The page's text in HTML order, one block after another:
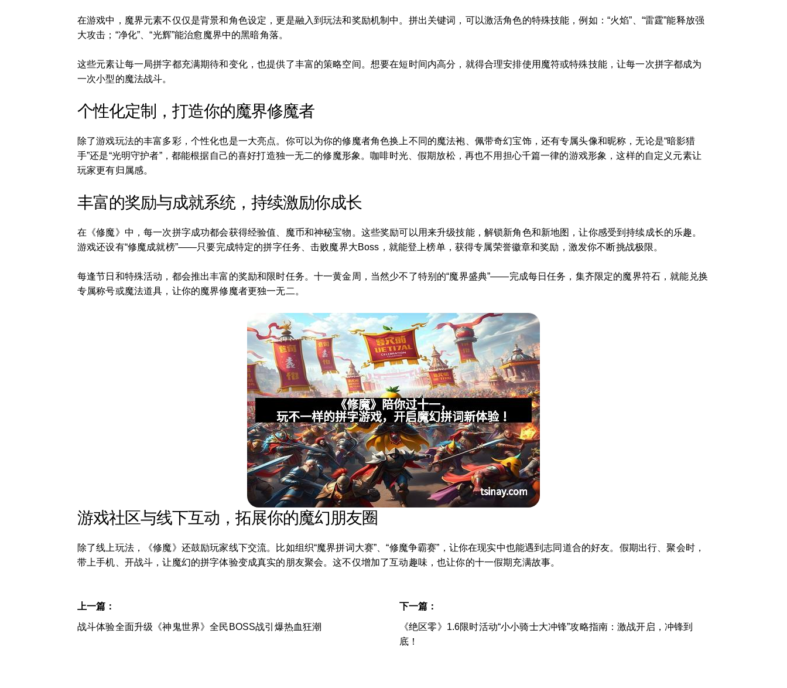
在游戏中，魔界元素不仅仅是背景和角色设定，更是融入到玩法和奖励机制中。拼出关键词，可以激活角色的特殊技能，例如：“火焰”、“雷霆”能释放强
大攻击；“净化”、“光辉”能治愈魔界中的黑暗角落。
这些元素让每一局拼字都充满期待和变化，也提供了丰富的策略空间。想要在短时间内高分，就得合理安排使用魔符或特殊技能，让每一次拼字都成为
一次小型的魔法战斗。
个性化定制，打造你的魔界修魔者
除了游戏玩法的丰富多彩，个性化也是一大亮点。你可以为你的修魔者角色换上不同的魔法袍、佩带奇幻宝饰，还有专属头像和昵称，无论是“暗影猎
手”还是“光明守护者”，都能根据自己的喜好打造独一无二的修魔形象。咖啡时光、假期放松，再也不用担心千篇一律的游戏形象，这样的自定义元素让
玩家更有归属感。
丰富的奖励与成就系统，持续激励你成长
在《修魔》中，每一次拼字成功都会获得经验值、魔币和神秘宝物。这些奖励可以用来升级技能，解锁新角色和新地图，让你感受到持续成长的乐趣。
游戏还设有“修魔成就榜”——只要完成特定的拼字任务、击败魔界大Boss，就能登上榜单，获得专属荣誉徽章和奖励，激发你不断挑战极限。
每逢节日和特殊活动，都会推出丰富的奖励和限时任务。十一黄金周，当然少不了特别的“魔界盛典”——完成每日任务，集齐限定的魔界符石，就能兑换
专属称号或魔法道具，让你的魔界修魔者更独一无二。
游戏社区与线下互动，拓展你的魔幻朋友圈
除了线上玩法，《修魔》还鼓励玩家线下交流。比如组织“魔界拼词大赛”、“修魔争霸赛”，让你在现实中也能遇到志同道合的好友。假期出行、聚会时，
带上手机、开战斗，让魔幻的拼字体验变成真实的朋友聚会。这不仅增加了互动趣味，也让你的十一假期充满故事。
上一篇：
战斗体验全面升级《神鬼世界》全民BOSS战引爆热血狂潮
下一篇：
《绝区零》1.6限时活动“小小骑士大冲锋”攻略指南：激战开启，冲锋到
底！